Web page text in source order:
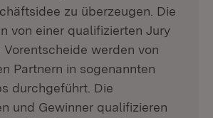
zu überzeugen. Die
von einer qualifizierten Jury
werden von
Partnern in sogenannten
durchgeführt. Die
und Gewinner qualifizieren